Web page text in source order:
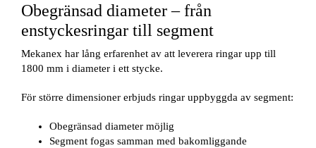
Obegränsad diameter – från
enstyckesringar till segment
Mekanex har lång erfarenhet av att leverera ringar upp till
1800 mm i diameter i ett stycke.
För större dimensioner erbjuds ringar uppbyggda av segment:
Obegränsad diameter möjlig
Segment fogas samman med bakomliggande